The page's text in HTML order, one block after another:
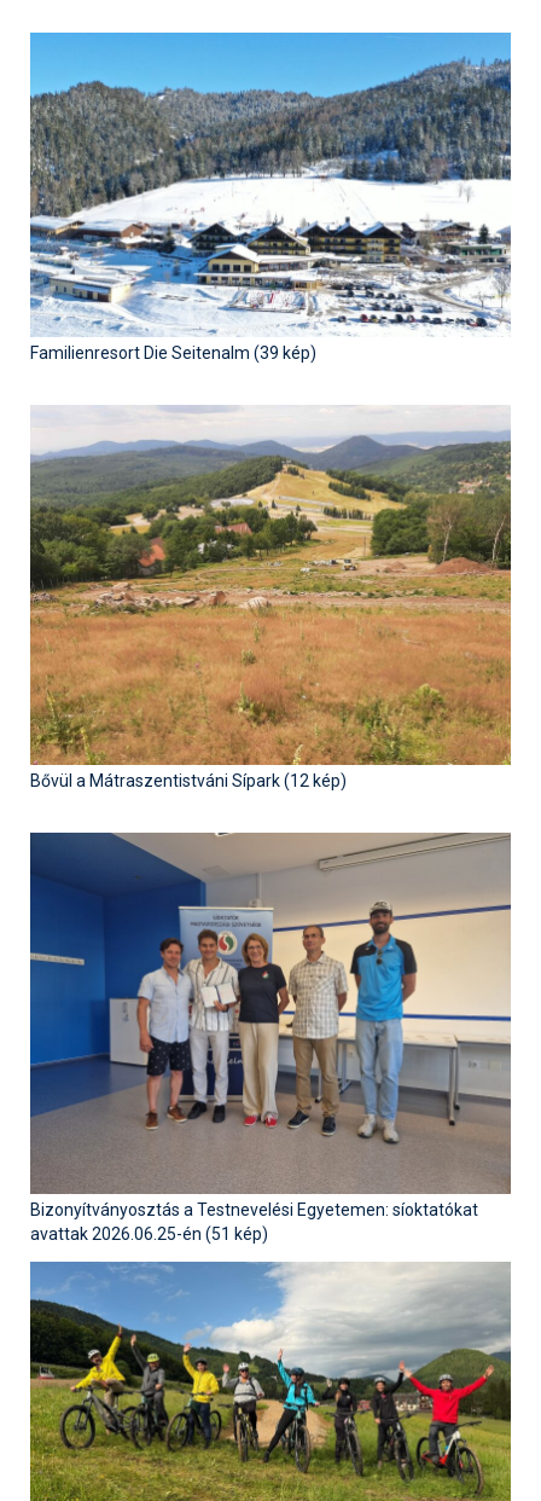
Ingatlan
Interjúk
Játékok
Kerékpár
Korcsolya
Könyvajánló
Magazinok
Munkavállalás
Olvasnivaló
Pályázatok
Portálinfo
Rajzok
Síbérletárak
Síbörze
Sífelszerelés
Síruházat
Sítechnika
Síugrás
Snowboard
Snowboardfelszerelés
Sportorvos
Szakértők
Szánkó
Familienresort Die Seitenalm (39 kép)
Bővül a Mátraszentistváni Sípark (12 kép)
Bizonyítványosztás a Testnevelési Egyetemen: síoktatókat
avattak 2026.06.25-én (51 kép)